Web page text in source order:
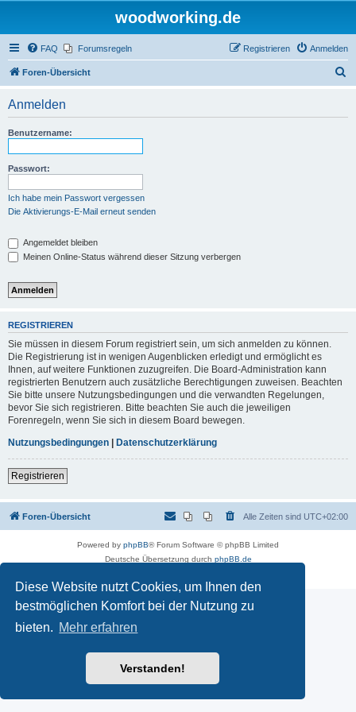
Diese Website nutzt Cookies, um Ihnen den
bestmöglichen Komfort bei der Nutzung zu
bieten. Mehr erfahren
Verstanden!
woodworking.de
FAQ Forumsregeln Anmelden
Registrieren
Foren-Übersicht
Anmelden
Benutzername:
Passwort:
Ich habe mein Passwort vergessen
Die Aktivierungs-E-Mail erneut senden
Angemeldet bleiben
Meinen Online-Status während dieser Sitzung verbergen
REGISTRIEREN
Sie müssen in diesem Forum registriert sein, um sich anmelden zu können.
Die Registrierung ist in wenigen Augenblicken erledigt und ermöglicht es
Ihnen, auf weitere Funktionen zuzugreifen. Die Board-Administration kann
registrierten Benutzern auch zusätzliche Berechtigungen zuweisen. Beachten
Sie bitte unsere Nutzungsbedingungen und die verwandten Regelungen,
bevor Sie sich registrieren. Bitte beachten Sie auch die jeweiligen
Forenregeln, wenn Sie sich in diesem Board bewegen.
Nutzungsbedingungen | Datenschutzerklärung
Registrieren
Foren-Übersicht Alle Zeiten sind UTC+02:00
Powered by phpBB® Forum Software © phpBB Limited
Deutsche Übersetzung durch phpBB.de